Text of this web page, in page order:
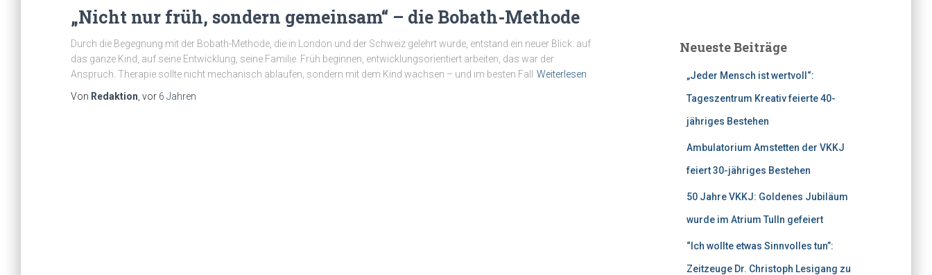
„Nicht nur früh, sondern gemeinsam“ – die Bobath-Methode
Durch die Begegnung mit der Bobath-Methode, die in London und der Schweiz gelehrt wurde, entstand ein neuer Blick: auf
das ganze Kind, auf seine Entwicklung, seine Familie. Früh beginnen, entwicklungsorientiert arbeiten, das war der
Anspruch. Therapie sollte nicht mechanisch ablaufen, sondern mit dem Kind wachsen – und im besten Fall
Weiterlesen
Von Redaktion , vor 6 Jahren
n
Neueste Beiträge
„Jeder Mensch ist wertvoll“:
Tageszentrum Kreativ feierte 40-
jähriges Bestehen
Ambulatorium Amstetten der VKKJ
feiert 30-jähriges Bestehen
50 Jahre VKKJ: Goldenes Jubiläum
wurde im Atrium Tulln gefeiert
“Ich wollte etwas Sinnvolles tun”:
Zeitzeuge Dr. Christoph Lesigang zu